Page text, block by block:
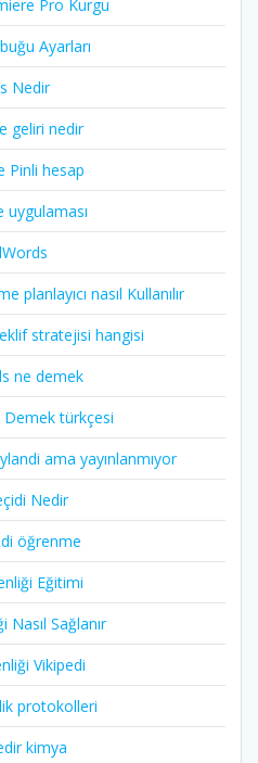
Pro Kurgu
Ayarları
Nedir
geliri nedir
Pinli hesap
uygulaması
planlayıcı nasıl Kullanılır
stratejisi hangisi
ne demek
türkçesi
ama yayınlanmıyor
Nedir
öğrenme
Eğitimi
Nasıl Sağlanır
Vikipedi
protokolleri
kimya